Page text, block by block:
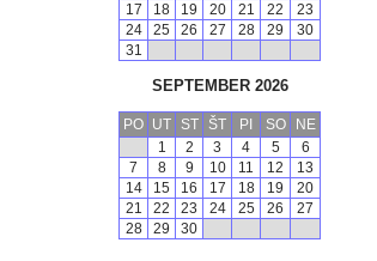
17
18 19 20 21 22
23
24
25 26 27 28 29
30
31
SEPTEMBER 2026
PO UT ST ŠT PI SO
NE
1
2 3 4 5
6
7
8 9 10 11 12
13
14
15 16 17 18 19
20
21
22 23 24 25 26
27
28
29 30